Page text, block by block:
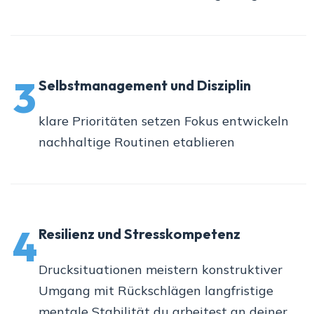
3 Selbstmanagement und Disziplin
klare Prioritäten setzen Fokus entwickeln
nachhaltige Routinen etablieren
4Resilienz und Stresskompetenz
Drucksituationen meistern konstruktiver
Umgang mit Rückschlägen langfristige